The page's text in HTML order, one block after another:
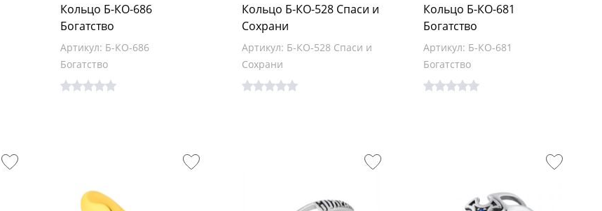
Кольцо Б-КО-686
Богатство
Артикул: Б-КО-686
Богатство
Кольцо Б-КО-528 Спаси и
Сохрани
Артикул: Б-КО-528 Спаси и
Сохрани
Кольцо Б-КО-681
Богатство
Артикул: Б-КО-681
Богатство